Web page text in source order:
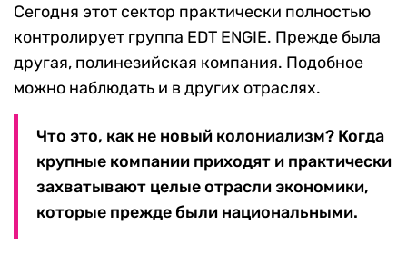
Сегодня этот сектор практически полностью
контролирует группа EDT ENGIE. Прежде была
другая, полинезийская компания. Подобное
можно наблюдать и в других отраслях.
Что это, как не новый колониализм? Когда
крупные компании приходят и практически
захватывают целые отрасли экономики,
которые прежде были национальными.